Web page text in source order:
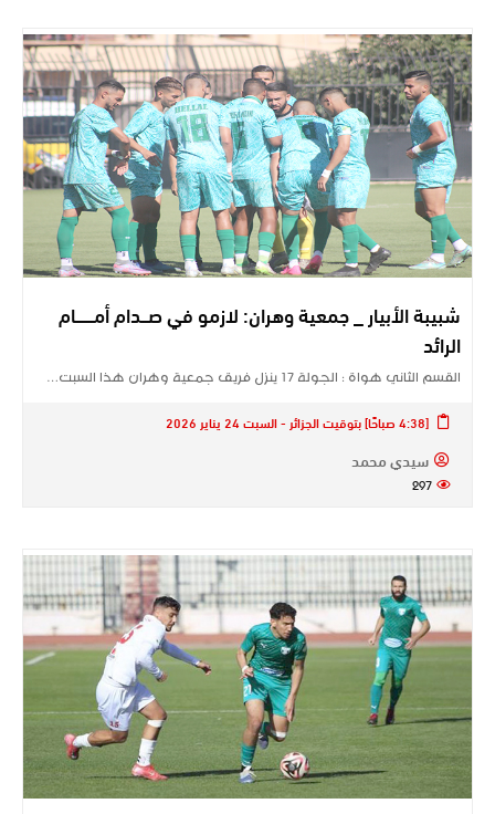
شبيبة الأبيار _ جمعية وهران: لازمو في صـــدام أمــــــــام
الرائد
القسم الثاني هواة : الجولة 17 ينزل فريق جمعية وهران هذا السبت…
[4:38 صباحًا] بتوقيت الجزائر - السبت 24 يناير 2026
سيدي محمد
297